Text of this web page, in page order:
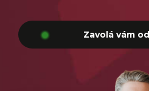
Zavolá vám